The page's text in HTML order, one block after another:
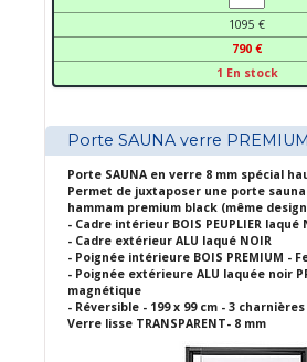
1095 €
790 €
1 En stock
Porte SAUNA verre
Porte SAUNA en verre 8 mm spécial
Permet de juxtaposer une porte
hammam premium black (même
- Cadre intérieur BOIS PEUPLIER laqué
- Cadre extérieur ALU laqué NOIR
- Poignée intérieure BOIS PREMIUM -
- Poignée extérieure ALU laquée noir
magnétique
- Réversible - 199 x 99 cm - 3
Verre lisse TRANSPARENT- 8 mm